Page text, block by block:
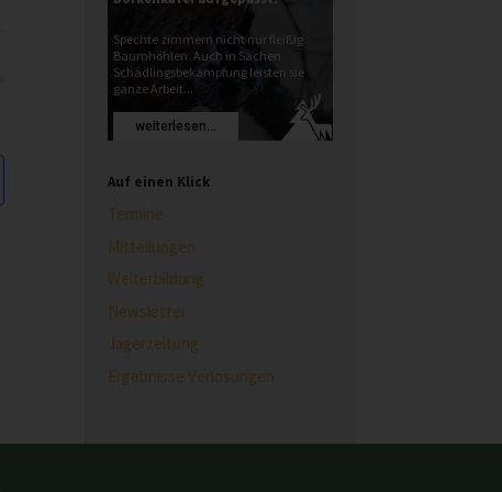
Spechte zimmern nicht nur fleißig
Baumhöhlen. Auch in Sachen
Schädlingsbekämpfung leisten sie
ganze Arbeit...
weiterlesen...
Auf einen Klick
Termine
Mitteilungen
Weiterbildung
Newsletter
Jägerzeitung
Ergebnisse Verlosungen